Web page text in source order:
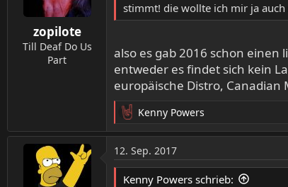
r
zopilote
Till Deaf Do Us
Part
stimmt! die wollte ich mir ja auch
also es gab 2016 schon einen
entweder es findet sich kein
europäische Distro, Canadian
R
e
a
k
t
Kenny Powers
12. Sep. 2017
Kenny Powers schrieb: